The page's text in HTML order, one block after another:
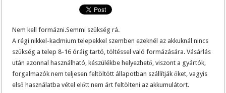
Nem kell formázni.Semmi szükség rá.
A régi nikkel-kadmium telepekkel szemben ezeknél az akkuknál nincs
szükség a telep 8-16 óráig tartó, töltéssel való formázására. Vásárlás
után azonnal használható, készülékbe helyezhető, viszont a gyártók,
forgalmazók nem teljesen feltöltött állapotban szállítják őket, vagyis
első használatba vétel előtt nem árt feltölteni az akkumulátort.